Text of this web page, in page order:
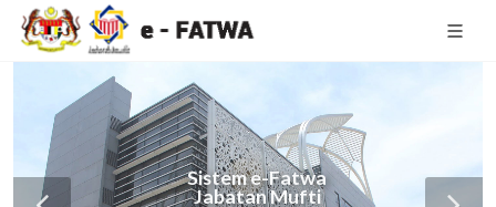
Sistem e-Fatwa
Jabatan Mufti